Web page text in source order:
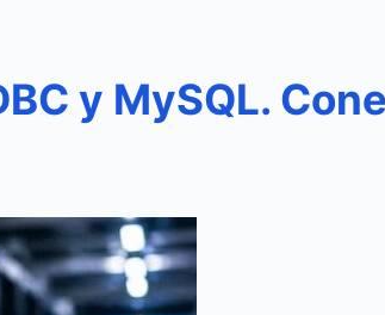
y MySQL.